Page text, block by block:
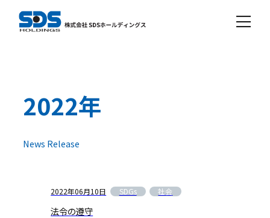
2022年
News Release
2022年06月10日 SDGs 社会
法令の遵守